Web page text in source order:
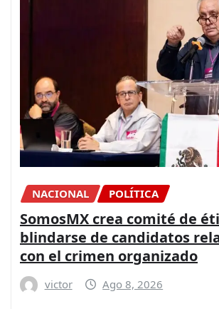
NACIONAL POLÍTICA
SomosMX crea comité de
blindarse de candidatos
con el crimen organizado
victor Ago 8, 2026